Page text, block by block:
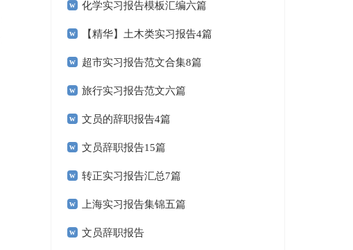
化学实习报告模板汇编六篇
【精华】土木类实习报告4篇
超市实习报告范文合集8篇
旅行实习报告范文六篇
文员的辞职报告4篇
文员辞职报告15篇
转正实习报告汇总7篇
上海实习报告集锦五篇
文员辞职报告